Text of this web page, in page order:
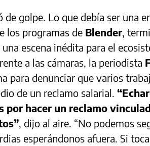
de golpe. Lo que debía ser una
los programas de Blender,
escena inédita para el
a las cámaras, la periodista
para denunciar que varios
de un reclamo salarial.
por hacer un reclamo
, dijo al aire. “No podemos
esperándonos afuera. Si